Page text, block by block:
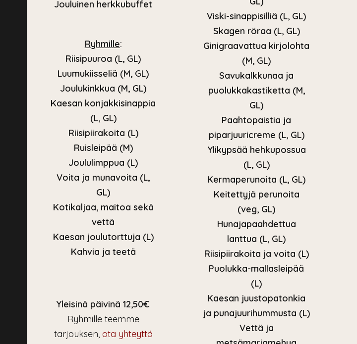
Jouluinen herkkubuffet
Ryhmille:
Riisipuuroa (L, GL)
Luumukiisseliä (M, GL)
Joulukinkkua (M, GL)
Kaesan konjakkisinappia
(L, GL)
Riisipiirakoita (L)
Ruisleipää (M)
Joululimppua (L)
Voita ja munavoita (L,
GL)
Kotikaljaa, maitoa sekä
vettä
Kaesan joulutorttuja (L)
Kahvia ja teetä
Yleisinä päivinä 12,50€.
Ryhmille teemme
tarjouksen, ota yhteyttä
Viski-sinappisilliä (L, GL)
Skagen röraa (L, GL)
Ginigraavattua kirjolohta
(M, GL)
Savukalkkunaa ja
puolukkakastiketta (M,
GL)
Paahtopaistia ja
piparjuuricreme (L, GL)
Ylikypsää hehkupossua
(L, GL)
Kermaperunoita (L, GL)
Keitettyjä perunoita
(veg, GL)
Hunajapaahdettua
lanttua (L, GL)
Riisipiirakoita ja voita (L)
Puolukka-mallasleipää
(L)
Kaesan juustopatonkia
ja punajuurihummusta (L)
Vettä ja